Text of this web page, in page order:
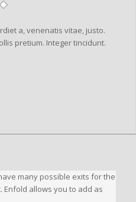
a, venenatis vitae, justo.
pretium. Integer tincidunt.
many possible exits for the
Enfold allows you to add as